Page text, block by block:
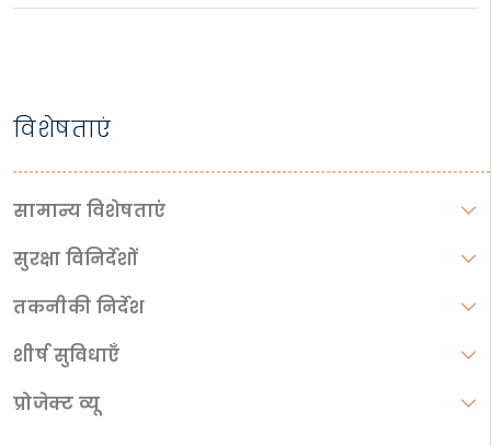
विशेषताएं
सामान्य विशेषताएं
सुरक्षा विनिर्देशों
तकनीकी निर्देश
शीर्ष सुविधाएँ
प्रोजेक्ट व्यू